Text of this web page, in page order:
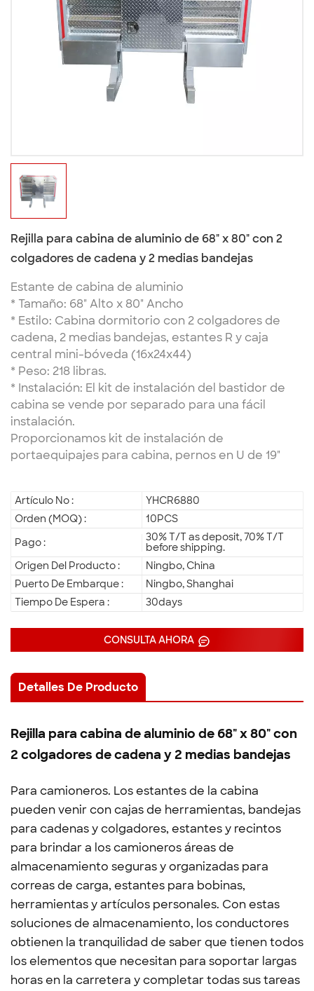
Rejilla para cabina de aluminio de 68" x 80" con 2
colgadores de cadena y 2 medias bandejas
Estante de cabina de aluminio
* Tamaño: 68" Alto x 80" Ancho
* Estilo: Cabina dormitorio con 2 colgadores de
cadena, 2 medias bandejas, estantes R y caja
central mini-bóveda (16x24x44)
* Peso: 218 libras.
* Instalación: El kit de instalación del bastidor de
cabina se vende por separado para una fácil
instalación.
Proporcionamos kit de instalación de
portaequipajes para cabina, pernos en U de 19"
Artículo No :
YHCR6880
Orden (MOQ) :
10PCS
Pago :
30% T/T as deposit, 70% T/T
before shipping.
Origen Del Producto :
Ningbo, China
Puerto De Embarque :
Ningbo, Shanghai
Tiempo De Espera :
30days
CONSULTA AHORA
Detalles De Producto
Rejilla para cabina de aluminio de 68" x 80" con
2 colgadores de cadena y 2 medias bandejas
Para camioneros. Los estantes de la cabina
pueden venir con cajas de herramientas, bandejas
para cadenas y colgadores, estantes y recintos
para brindar a los camioneros áreas de
almacenamiento seguras y organizadas para
correas de carga, estantes para bobinas,
herramientas y artículos personales. Con estas
soluciones de almacenamiento, los conductores
obtienen la tranquilidad de saber que tienen todos
los elementos que necesitan para soportar largas
horas en la carretera y completar todas sus tareas